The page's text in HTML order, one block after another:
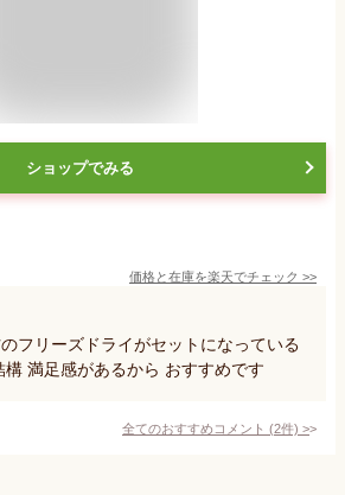
ショップでみる
価格と在庫を楽天でチェック >>
フリーズドライがセットになっている
満足感があるから おすすめです
全てのおすすめコメント (2件) >